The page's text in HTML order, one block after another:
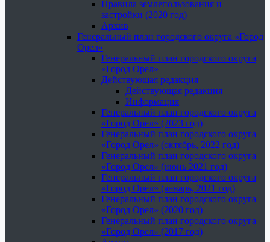
Правила землепользования и
застройки (2020 год)
Архив
Генеральный план городского округа «Город
Орел»
Генеральный план городского округа
«Город Орел»
Действующая редакция
Действующая редакция
Информация
Генеральный план городского округа
«Город Орел» (2023 год)
Генеральный план городского округа
«Город Орел» (октябрь, 2022 год)
Генеральный план городского округа
«Город Орел» (июнь 2021 год)
Генеральный план городского округа
«Город Орел» (январь, 2021 год)
Генеральный план городского округа
«Город Орел» (2020 год)
Генеральный план городского округа
«Город Орел» (2017 год)